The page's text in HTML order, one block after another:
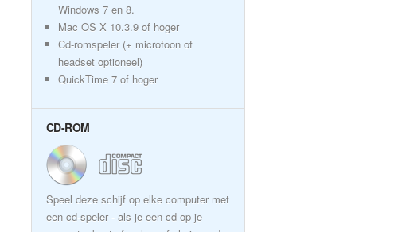
Windows 7 en 8.
Mac OS X 10.3.9 of hoger
Cd-romspeler (+ microfoon of
headset optioneel)
QuickTime 7 of hoger
CD-ROM
Speel deze schijf op elke computer met
een cd-speler - als je een cd op je